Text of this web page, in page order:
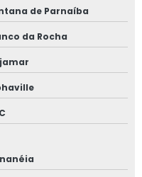
interna preço
de Parnaíba
da Rocha